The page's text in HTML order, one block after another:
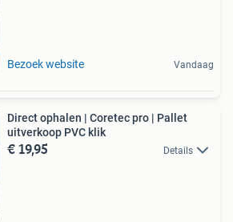
Bezoek website Vandaag
Direct ophalen | Coretec pro | Pallet
uitverkoop PVC klik
€ 19,95 Details